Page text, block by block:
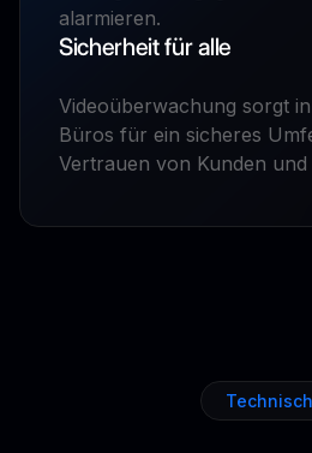
alarmieren.
Sicherheit für alle
Videoüberwachung sorgt
Büros für ein sicheres
Vertrauen von Kunden und
Technisch